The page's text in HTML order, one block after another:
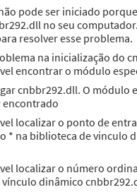
pode ser iniciado
no seu
resolver esse problema.
na inicialização do
encontrar o módulo
cnbbr292.dll. O módulo
encontrado
localizar o ponto de
* na biblioteca de vinculo
localizar o número
dinâmico